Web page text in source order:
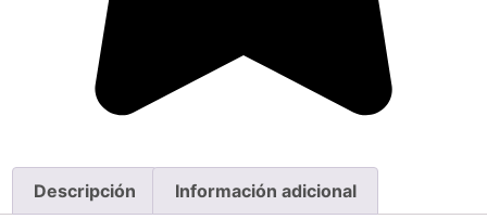
Descripción Información adicional